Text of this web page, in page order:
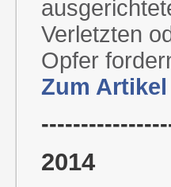
Verletzten
Opfer
Zum
2014